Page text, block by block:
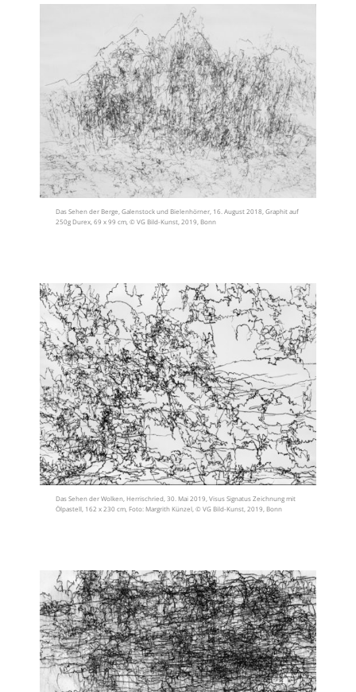
Das Sehen der Berge, Galenstock und Bielenhörner, 16. August 2018, Graphit auf
250g Durex, 69 x 99 cm, © VG Bild-Kunst, 2019, Bonn
Das Sehen der Wolken, Herrischried, 30. Mai 2019, Visus Signatus Zeichnung mit
Ölpastell, 162 x 230 cm, Foto: Margrith Künzel, © VG Bild-Kunst, 2019, Bonn